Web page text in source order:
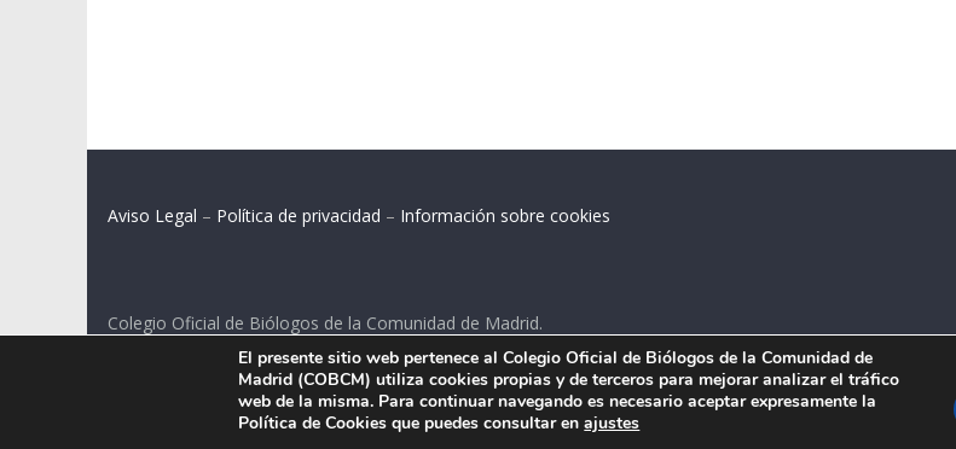
Aviso Legal – Política de privacidad – Información sobre cookies
Colegio Oficial de Biólogos de la Comunidad de Madrid.
C/ Santa Engracia 108, 2º int.izq. 28003 Madrid.
El presente sitio web pertenece al Colegio Oficial de Biólogos de la Comunidad de
Madrid (COBCM) utiliza cookies propias y de terceros para mejorar analizar el tráfico
web de la misma. Para continuar navegando es necesario aceptar expresamente la
Política de Cookies que puedes consultar enajustes